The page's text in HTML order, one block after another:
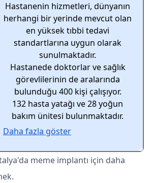
Hastanenin hizmetleri, dünyanın
herhangi bir yerinde mevcut olan
en yüksek tıbbi tedavi
standartlarına uygun olarak
sunulmaktadır.
Hastanede doktorlar ve sağlık
görevlilerinin de aralarında
bulunduğu 400 kişi çalışıyor.
132 hasta yatağı ve 28 yoğun
bakım ünitesi bulunmaktadır.
Daha fazla göster
meme implantı için daha